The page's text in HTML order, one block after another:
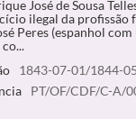
José de Sousa
ilegal da profissão
Peres (espanhol
1843-07-01/1844-
PT/OF/CDF/C-A/